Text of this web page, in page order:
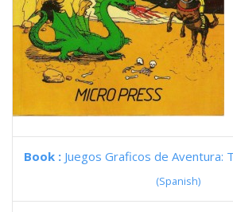
Book : Juegos Graficos de Aventura:
(Spanish)